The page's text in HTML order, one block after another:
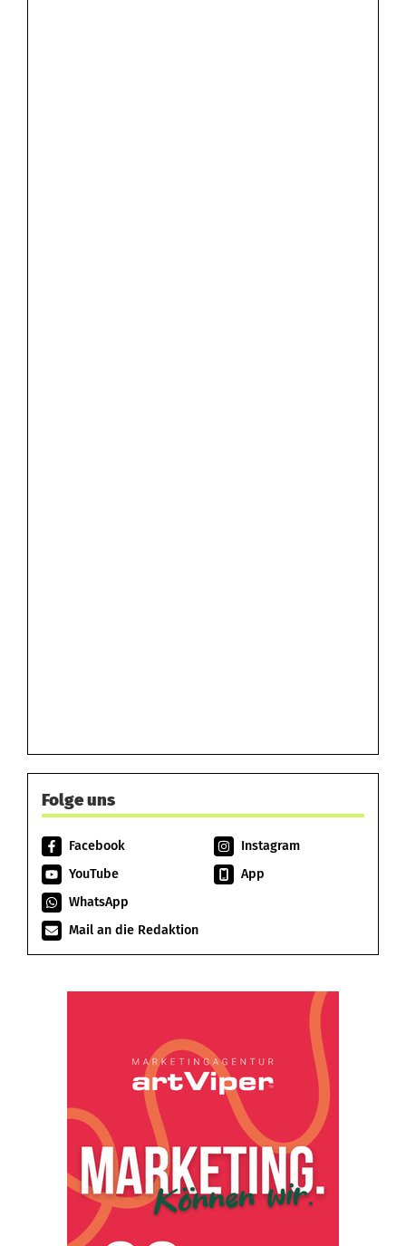
Folge uns
Facebook
Instagram
YouTube
App
WhatsApp
Mail an die Redaktion